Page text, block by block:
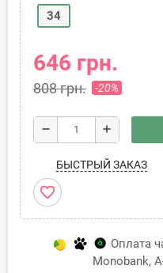
34
646 грн.
808 грн. -20%
remove add
БЫСТРЫЙ ЗАКАЗ
favorite_border
Оплата
Monobank,